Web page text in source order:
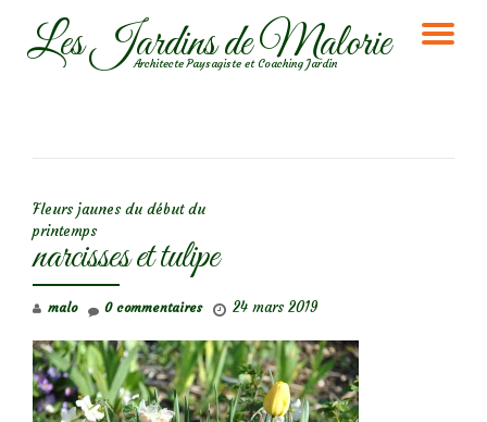
AllerLes Jardins de Malorie
Architecte Paysagiste et Coaching Jardin
Fleurs jaunes du début du
printemps
narcisses et tulipe
malo 24 mars 2019
0 commentaires